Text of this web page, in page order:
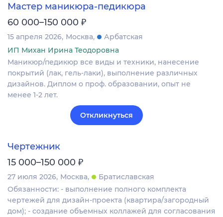
Мастер маникюра-педикюра
60 000–150 000 ₽
15 апреля 2026 Москва
Арбатская
ИП Михан Ирина Теодоровна
Маникюр/педикюр все виды и техники, нанесение
покрытий (лак, гель-лаки), выполнение различных
дизайнов. Диплом о проф. образовании, опыт не
менее 1-2 лет.
Откликнуться
Чертежник
15 000–150 000 ₽
27 июля 2026 Москва
Братиславская
Обязанности: - выполнение полного комплекта
чертежей для дизайн-проекта (квартира/загородный
дом); - создание объемных коллажей для согласования